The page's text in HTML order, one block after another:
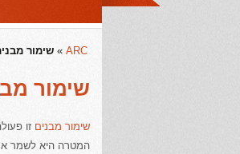
ARC
» שימור
שימור
שימור מבנים זו
המטרה היא לשמר